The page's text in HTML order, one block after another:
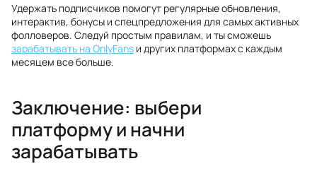
Удержать подписчиков помогут регулярные обновления,
интерактив, бонусы и спецпредложения для самых активных
фолловеров. Следуй простым правилам, и ты сможешь
зарабатывать на OnlyFans и других платформах с каждым
месяцем все больше.
Заключение: выбери
платформу и начни
зарабатывать